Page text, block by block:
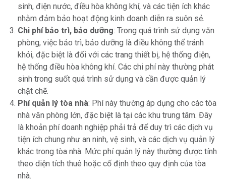
sinh, điện nước, điều hòa không khí, và các tiện ích khác
nhằm đảm bảo hoạt động kinh doanh diễn ra suôn sẻ.
Chi phí bảo trì, bảo dưỡng: Trong quá trình sử dụng văn
phòng, việc bảo trì, bảo dưỡng là điều không thể tránh
khỏi, đặc biệt là đối với các trang thiết bị, hệ thống điện,
hệ thống điều hòa không khí. Các chi phí này thường phát
sinh trong suốt quá trình sử dụng và cần được quản lý
chặt chẽ.
Phí quản lý tòa nhà: Phí này thường áp dụng cho các tòa
nhà văn phòng lớn, đặc biệt là tại các khu trung tâm. Đây
là khoản phí doanh nghiệp phải trả để duy trì các dịch vụ
tiện ích chung như an ninh, vệ sinh, và các dịch vụ quản lý
khác trong tòa nhà. Mức phí quản lý này thường được tính
theo diện tích thuê hoặc cố định theo quy định của tòa
nhà.